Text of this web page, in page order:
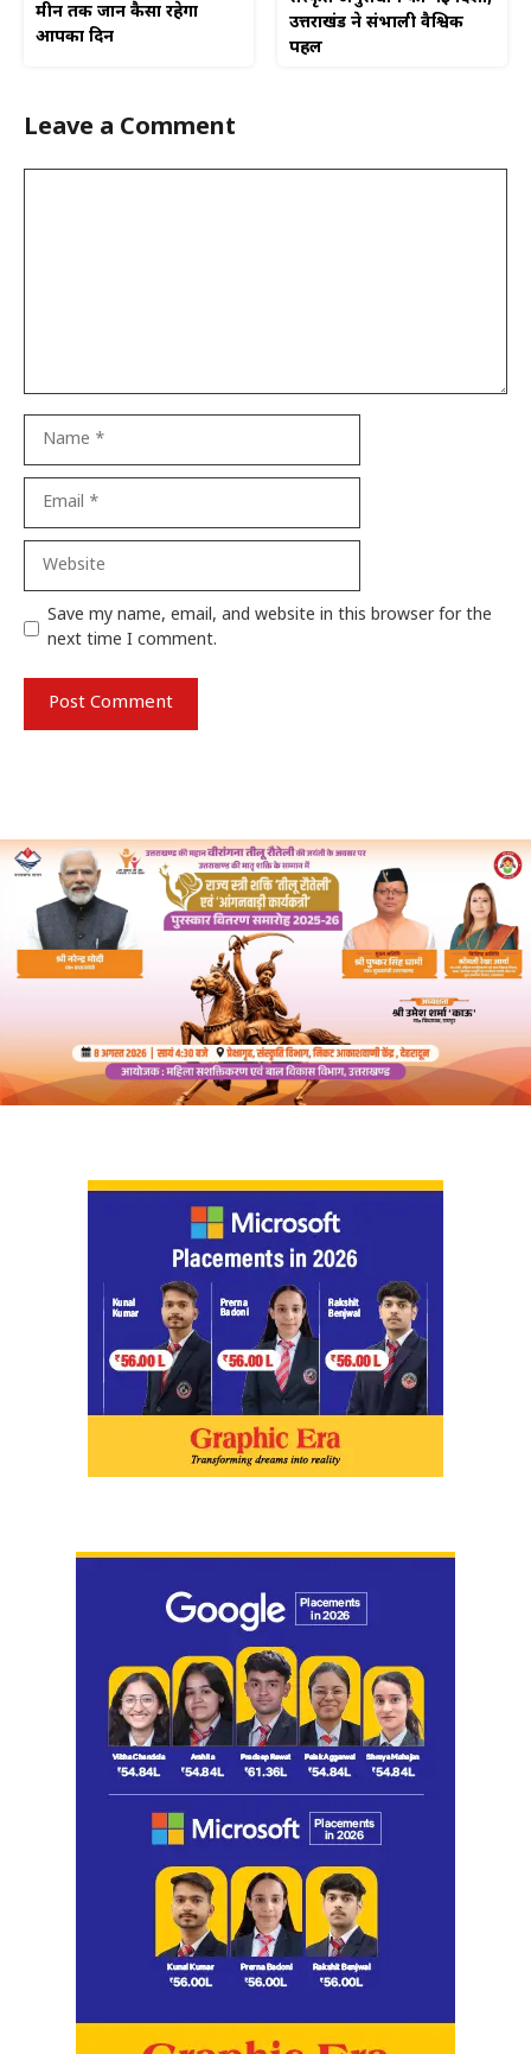
मीन तक जानें कैसा रहेगा
आपका दिन
उत्तराखंड ने संभाली वैश्विक
पहल
Leave a Comment
Website
Save my name, email, and website in this browser for the
next time I comment.